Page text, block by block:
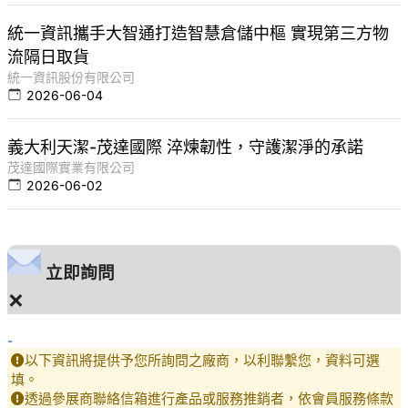
統一資訊攜手大智通打造智慧倉儲中樞 實現第三方物
流隔日取貨
統一資訊股份有限公司
2026-06-04
義大利天潔-茂達國際 淬煉韌性，守護潔淨的承諾
茂達國際實業有限公司
2026-06-02
立即詢問
×
-
以下資訊將提供予您所詢問之廠商，以利聯繫您，資料可選
填。
透過參展商聯絡信箱進行產品或服務推銷者，依會員服務條款